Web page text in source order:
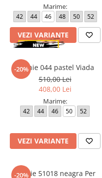
Curele dama
Genti dama
Portmonee dama
Esarfe, Fulare dama
Trench
Pijamale dama
Salopete dama
Hanorace
Marime:
42 44 46 48 50 52
VEZI VARIANTE
-20%
Rochie 044 pastel Viada
510,00 Lei
408,00 Lei
Marime:
42 44 46 50 52
VEZI VARIANTE
-20%
Rochie 51018 neagra Per